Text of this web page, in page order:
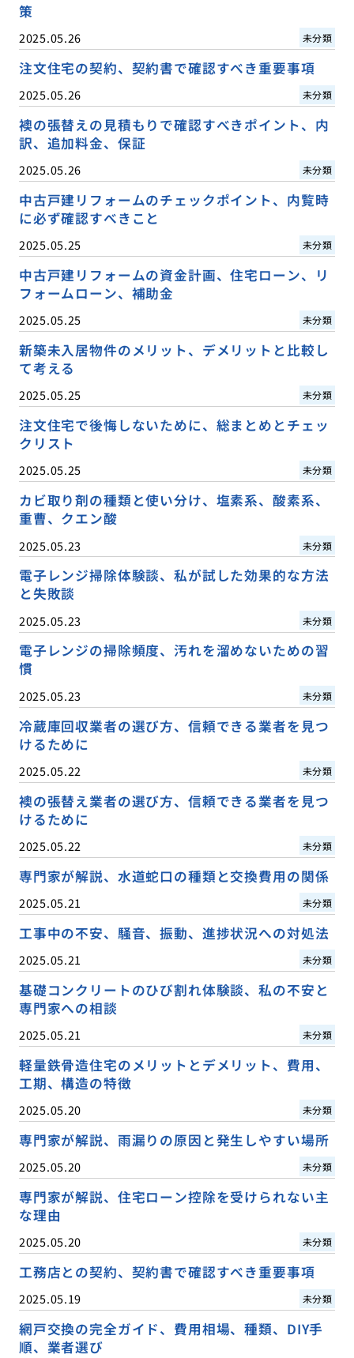
策
2025.05.26 未分類
注文住宅の契約、契約書で確認すべき重要事項
2025.05.26 未分類
襖の張替えの見積もりで確認すべきポイント、内
訳、追加料金、保証
2025.05.26 未分類
中古戸建リフォームのチェックポイント、内覧時
に必ず確認すべきこと
2025.05.25 未分類
中古戸建リフォームの資金計画、住宅ローン、リ
フォームローン、補助金
2025.05.25 未分類
新築未入居物件のメリット、デメリットと比較し
て考える
2025.05.25 未分類
注文住宅で後悔しないために、総まとめとチェッ
クリスト
2025.05.25 未分類
カビ取り剤の種類と使い分け、塩素系、酸素系、
重曹、クエン酸
2025.05.23 未分類
電子レンジ掃除体験談、私が試した効果的な方法
と失敗談
2025.05.23 未分類
電子レンジの掃除頻度、汚れを溜めないための習
慣
2025.05.23 未分類
冷蔵庫回収業者の選び方、信頼できる業者を見つ
けるために
2025.05.22 未分類
襖の張替え業者の選び方、信頼できる業者を見つ
けるために
2025.05.22 未分類
専門家が解説、水道蛇口の種類と交換費用の関係
2025.05.21 未分類
工事中の不安、騒音、振動、進捗状況への対処法
2025.05.21 未分類
基礎コンクリートのひび割れ体験談、私の不安と
専門家への相談
2025.05.21 未分類
軽量鉄骨造住宅のメリットとデメリット、費用、
工期、構造の特徴
2025.05.20 未分類
専門家が解説、雨漏りの原因と発生しやすい場所
2025.05.20 未分類
専門家が解説、住宅ローン控除を受けられない主
な理由
2025.05.20 未分類
工務店との契約、契約書で確認すべき重要事項
2025.05.19 未分類
網戸交換の完全ガイド、費用相場、種類、DIY手
順、業者選び